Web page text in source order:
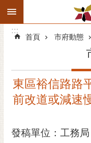
跳到主要內容區塊
搜
階
精彩府城
市府團隊
:::
:::
首頁 市府動態
東區裕信路路
前改道或減速
發稿單位：工務局